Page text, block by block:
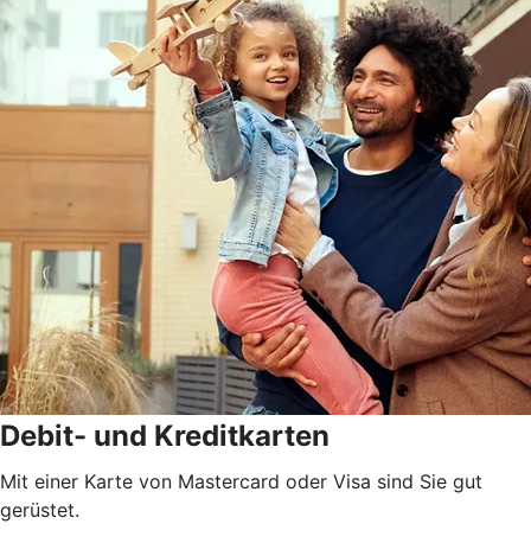
Debit- und Kreditkarten
Mit einer Karte von Mastercard oder Visa sind Sie gut
gerüstet.